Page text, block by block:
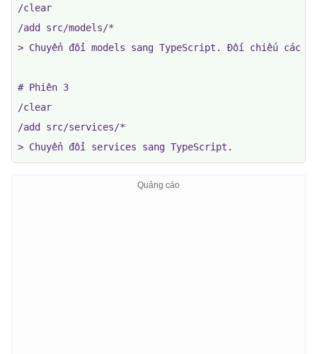
/clear
/add src/models/*
> Chuyển đổi models sang TypeScript. Đối chiếu các
# Phiên 3
/clear
/add src/services/*
> Chuyển đổi services sang TypeScript.